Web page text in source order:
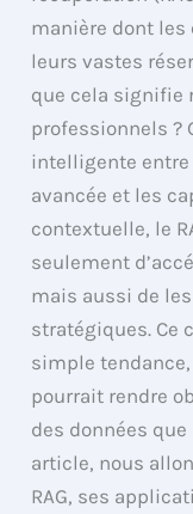
manière dont
leurs vastes
que cela signifie
professionnels ?
intelligente entre
avancée et les
contextuelle, le
seulement
mais aussi de
stratégiques. Ce
simple
pourrait rendre
des données
article, nous
RAG, ses